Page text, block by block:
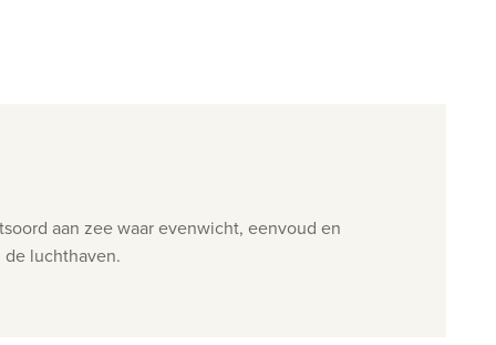
aan zee waar evenwicht, eenvoud en
luchthaven.